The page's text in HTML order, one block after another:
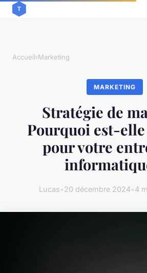
Accueil›Marketing
MARKETING
Stratégie de
Pourquoi est-
pour votre
Lucas•20 décembre 2024•4